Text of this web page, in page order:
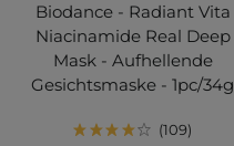
Biodance - Radiant Vita
Niacinamide Real Deep
Mask - Aufhellende
Gesichtsmaske - 1pc/34g
109